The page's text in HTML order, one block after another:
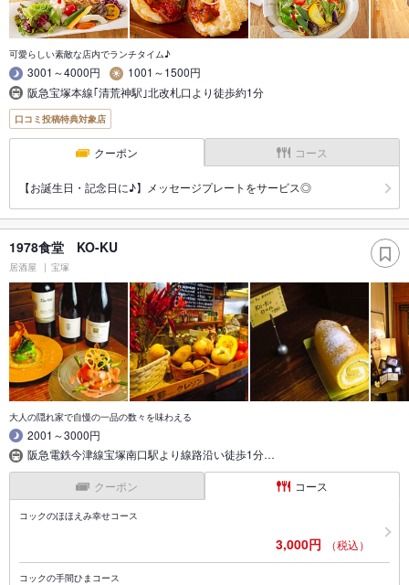
可愛らしい素敵な店内でランチタイム♪
3001～4000円
1001～1500円
阪急宝塚本線｢清荒神駅｣北改札口より徒歩約1分
口コミ投稿特典対象店
クーポン コース
【お誕生日・記念日に♪】メッセージプレートをサービス◎
1978食堂 KO-KU
居酒屋 宝塚
大人の隠れ家で自慢の一品の数々を味わえる
2001～3000円
阪急電鉄今津線宝塚南口駅より線路沿い徒歩1分…
クーポン コース
コックのほほえみ幸せコース
3,000円 （税込）
コックの手間ひまコース